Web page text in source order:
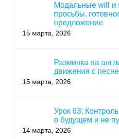
Модальные will и
просьбы,
предложение
15 марта, 2026
Разминка на
движения с
15 марта, 2026
Урок 63:
о будущем и не
14 марта, 2026